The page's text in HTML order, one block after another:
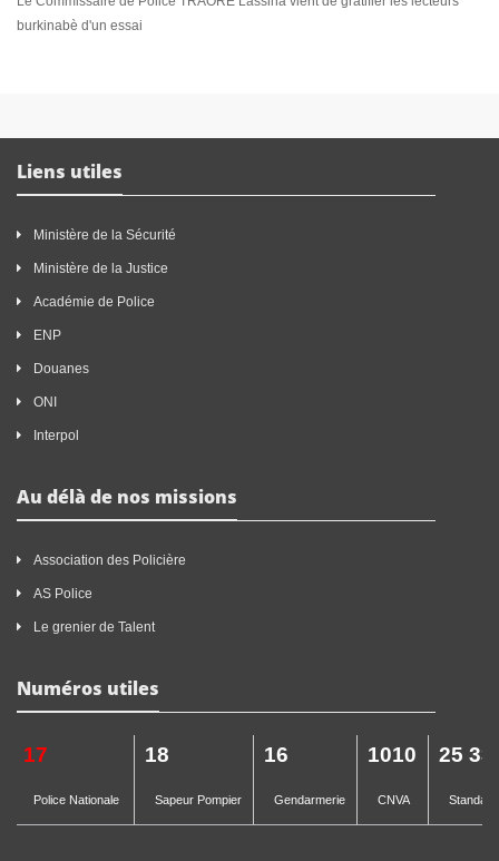
burkinabè d'un essai
Liens utiles
Ministère de la Sécurité
Ministère de la Justice
Académie de Police
ENP
Douanes
ONI
Interpol
Au délà de nos missions
Association des Policière
AS Police
Le grenier de Talent
Numéros utiles
17
Police Nationale
18
Sapeur Pompier
16
Gendarmerie
1010
CNVA
25 33